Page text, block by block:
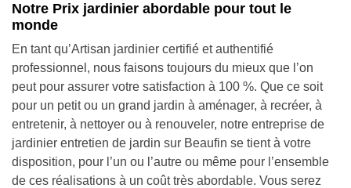
Notre Prix jardinier abordable pour tout le
monde
En tant qu’Artisan jardinier certifié et authentifié
professionnel, nous faisons toujours du mieux que l’on
peut pour assurer votre satisfaction à 100 %. Que ce soit
pour un petit ou un grand jardin à aménager, à recréer, à
entretenir, à nettoyer ou à renouveler, notre entreprise de
jardinier entretien de jardin sur Beaufin se tient à votre
disposition, pour l’un ou l’autre ou même pour l’ensemble
de ces réalisations à un coût très abordable. Vous serez